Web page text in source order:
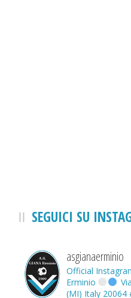
SEGUICI SU
asgianaerminio
Official
Erminio
(MI) Italy 20064